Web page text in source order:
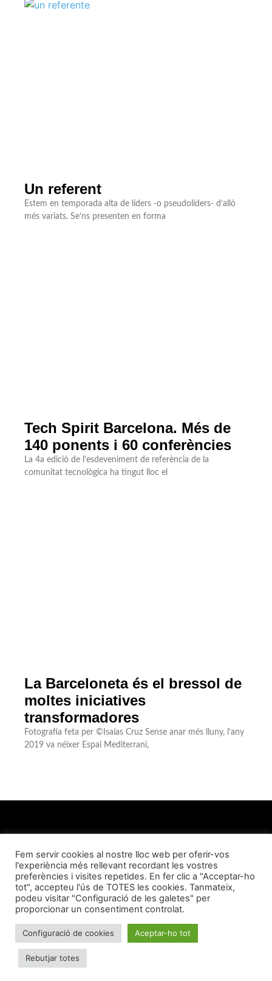
Un referent
Estem en temporada alta de líders -o pseudolíders- d’allò
més variats. Se’ns presenten en forma
Tech Spirit Barcelona. Més de
140 ponents i 60 conferències
La 4a edició de l’esdeveniment de referència de la
comunitat tecnològica ha tingut lloc el
La Barceloneta és el bressol de
moltes iniciatives
transformadores
Fotografía feta per ©Isaías Cruz Sense anar més lluny, l’any
2019 va néixer Espai Mediterrani,
QUI SOM CONTACTE AVÍS LEGAL POLÍTICA DE PRIVACITAT
POLÍTICA DE COOKIES
© Essència Barceloneta 2023
Fem servir cookies al nostre lloc web per oferir-vos
l'experiència més rellevant recordant les vostres
preferències i visites repetides. En fer clic a "Acceptar-ho
tot", accepteu l'ús de TOTES les cookies. Tanmateix,
podeu visitar "Configuració de les galetes" per
proporcionar un consentiment controlat.
Configuració de cookies Aceptar-ho tot
Rebutjar totes